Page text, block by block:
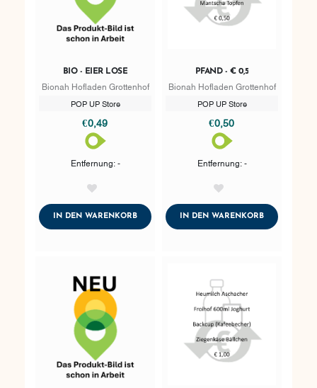
BIO - EIER LOSE
Bionah Hofladen Grottenhof
POP UP Store
€0,49
Entfernung: -
IN DEN WARENKORBADDTOCART
PFAND - € 0,5
Bionah Hofladen Grottenhof
POP UP Store
€0,50
Entfernung: -
IN DEN WARENKORBADDTOCART